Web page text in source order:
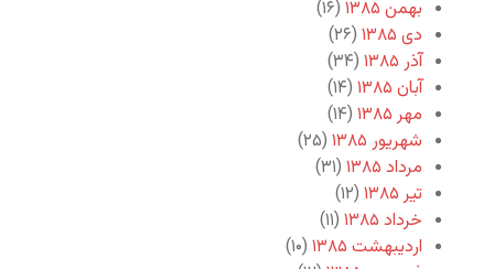
بهمن ۱۳۸۵
(۱۶)
دی ۱۳۸۵
(۲۶)
آذر ۱۳۸۵
(۳۴)
آبان ۱۳۸۵
(۱۴)
مهر ۱۳۸۵
(۱۴)
شهریور ۱۳۸۵
(۲۵)
مرداد ۱۳۸۵
(۳۱)
تیر ۱۳۸۵
(۱۲)
خرداد ۱۳۸۵
(۱۱)
اردیبهشت ۱۳۸۵
(۱۰)